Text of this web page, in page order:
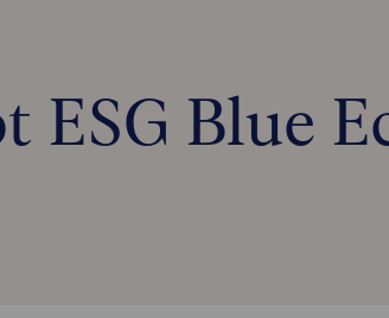
ESG Blue